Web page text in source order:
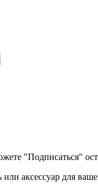
"Подписаться"
аксессуар для